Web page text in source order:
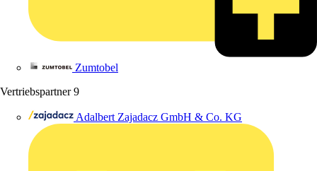
Zumtobel
Vertriebspartner 9
Adalbert Zajadacz GmbH & Co. KG